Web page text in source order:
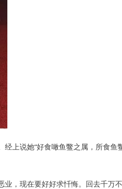
上说她“好食噉鱼鳖之属，所食鱼
业，现在要好好求忏悔。回去千万